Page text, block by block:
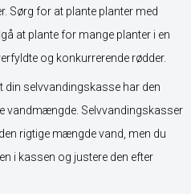
Sørg for at plante planter med
at plante for mange planter i en
og konkurrerende rødder.
din selvvandingskasse har den
vandmængde. Selvvandingskasser
rigtige mængde vand, men du
i kassen og justere den efter